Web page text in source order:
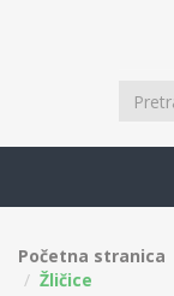
Početna stranica
Žličice